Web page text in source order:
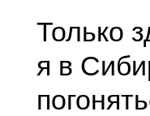
Только
я в